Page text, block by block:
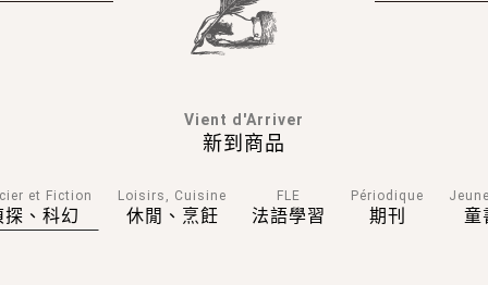
新到商品
Vient d'Arriver
et Fiction
探、科幻
Loisirs, Cuisine
休閒、烹飪
FLE
法語學習
Périodique
期刊 童